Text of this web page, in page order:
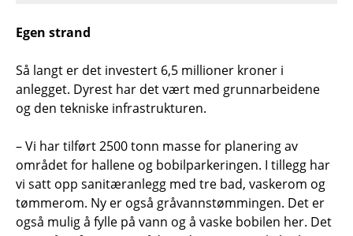
Egen strand
Så langt er det investert 6,5 millioner kroner i
anlegget. Dyrest har det vært med grunnarbeidene
og den tekniske infrastrukturen.
– Vi har tilført 2500 tonn masse for planering av
området for hallene og bobilparkeringen. I tillegg har
vi satt opp sanitæranlegg med tre bad, vaskerom og
tømmerom. Ny er også gråvannstømmingen. Det er
også mulig å fylle på vann og å vaske bobilen her. Det